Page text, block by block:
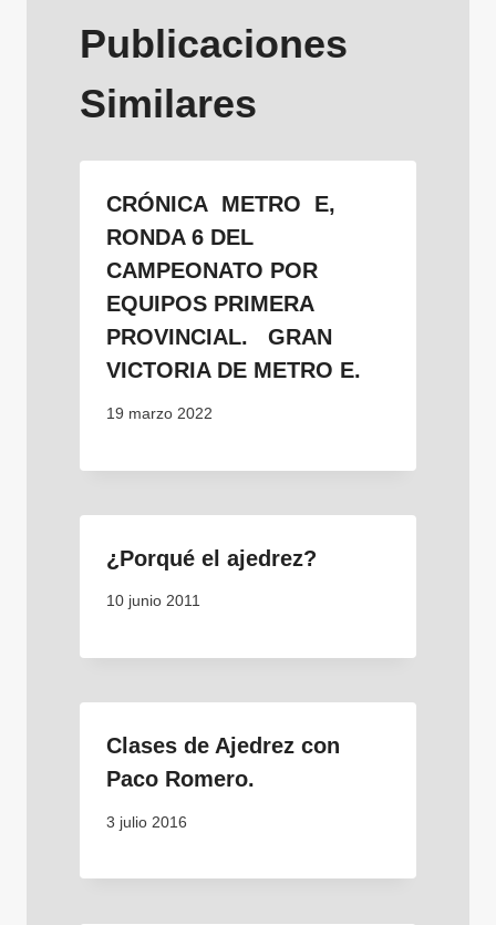
Publicaciones
Similares
CRÓNICA METRO E,
RONDA 6 DEL
CAMPEONATO POR
EQUIPOS PRIMERA
PROVINCIAL. GRAN
VICTORIA DE METRO E.
19 marzo 2022
¿Porqué el ajedrez?
10 junio 2011
Clases de Ajedrez con
Paco Romero.
3 julio 2016